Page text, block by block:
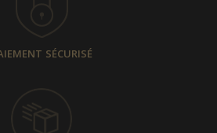
SÉCURISÉ